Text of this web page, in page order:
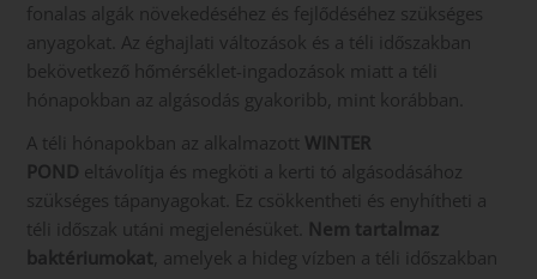
fonalas algák növekedéséhez és fejlődéséhez szükséges
anyagokat. Az éghajlati változások és a téli időszakban
bekövetkező hőmérséklet-ingadozások miatt a téli
hónapokban az algásodás gyakoribb, mint korábban.
A téli hónapokban az alkalmazott WINTER
POND eltávolítja és megköti a kerti tó algásodásához
szükséges tápanyagokat. Ez csökkentheti és enyhítheti a
téli időszak utáni megjelenésüket. Nem tartalmaz
baktériumokat , amelyek a hideg vízben a téli időszakban